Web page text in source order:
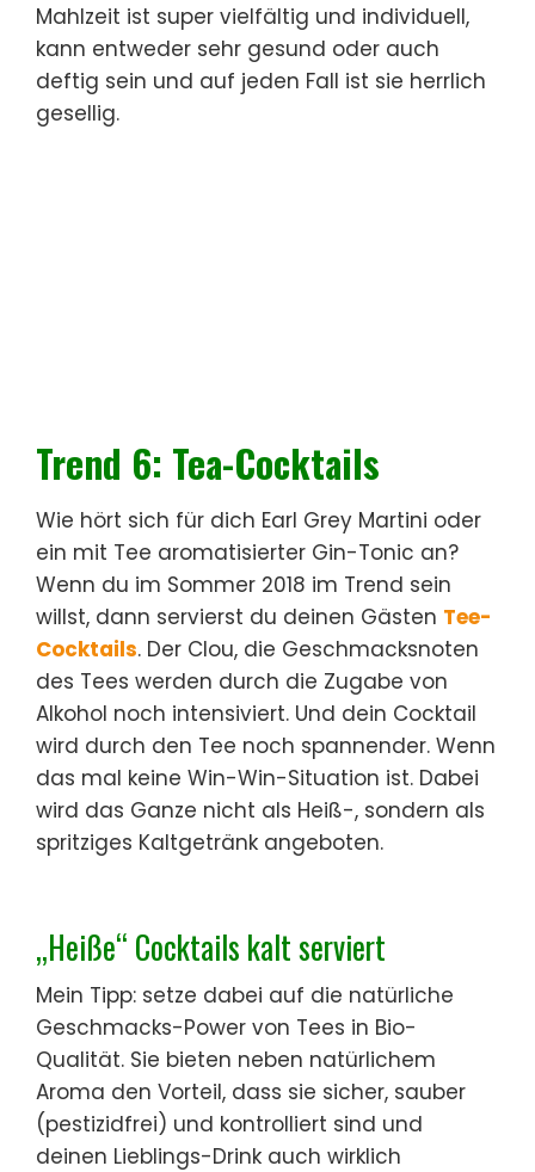
Mahlzeit ist super vielfältig und individuell,
kann entweder sehr gesund oder auch
deftig sein und auf jeden Fall ist sie herrlich
gesellig.
Trend 6: Tea-Cocktails
Wie hört sich für dich Earl Grey Martini oder
ein mit Tee aromatisierter Gin-Tonic an?
Wenn du im Sommer 2018 im Trend sein
willst, dann servierst du deinen Gästen Tee-
Cocktails. Der Clou, die Geschmacksnoten
des Tees werden durch die Zugabe von
Alkohol noch intensiviert. Und dein Cocktail
wird durch den Tee noch spannender. Wenn
das mal keine Win-Win-Situation ist. Dabei
wird das Ganze nicht als Heiß-, sondern als
spritziges Kaltgetränk angeboten.
„Heiße“ Cocktails kalt serviert
Mein Tipp: setze dabei auf die natürliche
Geschmacks-Power von Tees in Bio-
Qualität. Sie bieten neben natürlichem
Aroma den Vorteil, dass sie sicher, sauber
(pestizidfrei) und kontrolliert sind und
deinen Lieblings-Drink auch wirklich